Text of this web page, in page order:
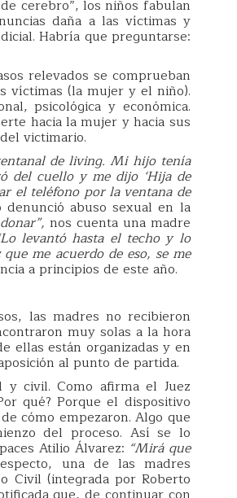
cerebro”, los niños fabulan
daña a las víctimas y
Habría que preguntarse:
relevados se comprueban
víctimas (la mujer y el niño).
psicológica y económica.
hacia la mujer y hacia sus
victimario.
de living. Mi hijo tenía
del cuello y me dijo ‘Hija de
el teléfono por la ventana de
abuso sexual en la
nos cuenta una madre
levantó hasta el techo y lo
me acuerdo de eso, se me
a principios de este año.
las madres no recibieron
muy solas a la hora
ellas están organizadas y en
al punto de partida.
civil. Como afirma el Juez
qué? Porque el dispositivo
cómo empezaron. Algo que
del proceso. Así se lo
Atilio Álvarez: “Mirá que
una de las madres
Civil (integrada por Roberto